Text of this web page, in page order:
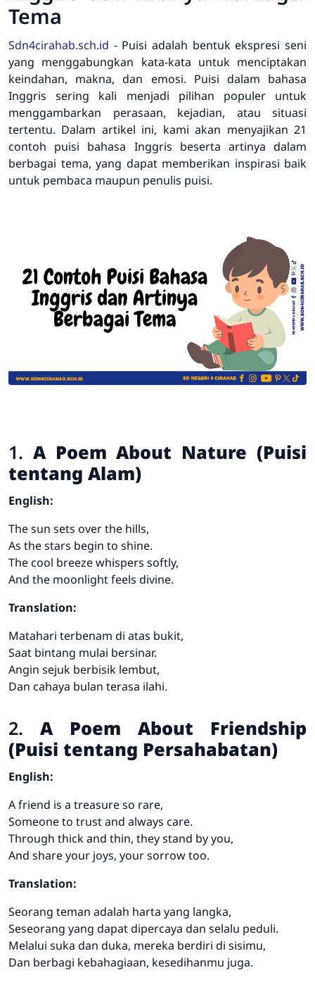
Tema
Sdn4cirahab.sch.id - Puisi adalah bentuk ekspresi seni
yang menggabungkan kata-kata untuk menciptakan
keindahan, makna, dan emosi. Puisi dalam bahasa
Inggris sering kali menjadi pilihan populer untuk
menggambarkan perasaan, kejadian, atau situasi
tertentu. Dalam artikel ini, kami akan menyajikan 21
contoh puisi bahasa Inggris beserta artinya dalam
berbagai tema, yang dapat memberikan inspirasi baik
untuk pembaca maupun penulis puisi.
1. A Poem About Nature (Puisi
tentang Alam)
English:
The sun sets over the hills,
As the stars begin to shine.
The cool breeze whispers softly,
And the moonlight feels divine.
Translation:
Matahari terbenam di atas bukit,
Saat bintang mulai bersinar.
Angin sejuk berbisik lembut,
Dan cahaya bulan terasa ilahi.
2. A Poem About Friendship
(Puisi tentang Persahabatan)
English:
A friend is a treasure so rare,
Someone to trust and always care.
Through thick and thin, they stand by you,
And share your joys, your sorrow too.
Translation:
Seorang teman adalah harta yang langka,
Seseorang yang dapat dipercaya dan selalu peduli.
Melalui suka dan duka, mereka berdiri di sisimu,
Dan berbagi kebahagiaan, kesedihanmu juga.